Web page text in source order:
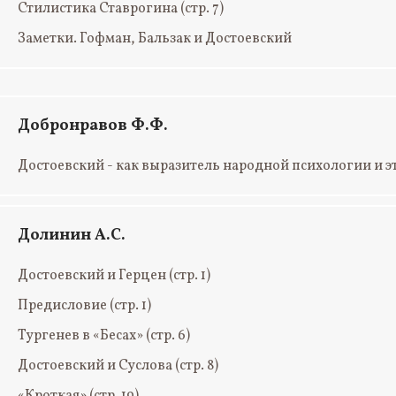
Стилистика Ставрогина(стр. 7)
Заметки. Гофман, Бальзак и Достоевский
Добронравов Ф.Ф.
Достоевский - как выразитель народной психологии и
Долинин А.С.
Достоевский и Герцен(стр. 1)
Предисловие (стр. 1)
Тургенев в «Бесах»(стр. 6)
Достоевский и Суслова(стр. 8)